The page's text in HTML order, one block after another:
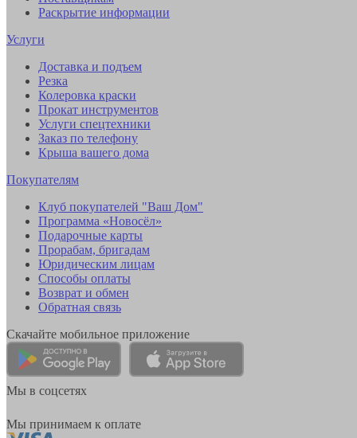
Раскрытие информации
Услуги
Доставка и подъем
Резка
Колеровка краски
Прокат инструментов
Услуги спецтехники
Заказ по телефону
Крыша вашего дома
Покупателям
Клуб покупателей "Ваш Дом"
Программа «Новосёл»
Подарочные карты
Прорабам, бригадам
Юридическим лицам
Способы оплаты
Возврат и обмен
Обратная связь
Скачайте мобильное приложение
Мы в соцсетях
Мы принимаем к оплате